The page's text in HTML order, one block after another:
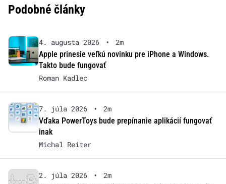
Podobné články
4. augusta 2026 •
2m
Apple prinesie veľkú novinku pre iPhone a Windows.
Takto bude fungovať
Roman Kadlec
7. júla 2026 •
2m
Vďaka PowerToys bude prepínanie aplikácií fungovať
inak
Michal Reiter
2. júla 2026 •
2m